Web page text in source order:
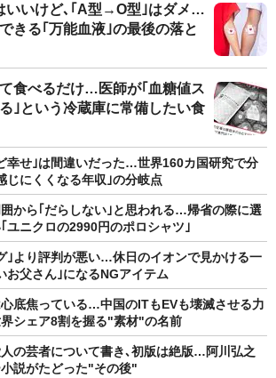
いいけど､｢A型→O型｣はダメ…
きる｢万能血液｣の最後の落と
食べるだけ…医師が｢血糖値ス
｣という冷蔵庫に常備したい食
幸せ｣は間違いだった…世界160カ国研究で分
じにくくなる年収｣の分岐点
から｢だらしない｣と思われる…帰省の際に選
ユニクロの2990円のポロシャツ｣
｣より評判が悪い…休日のイオンで見かける一
お父さん｣になるNGアイテム
底焦っている…中国のITもEVも壊滅させる力
シェア8割を握る"素材"の名前
の芸者について書き､初版は絶版…阿川弘之
説がたどった"その後"